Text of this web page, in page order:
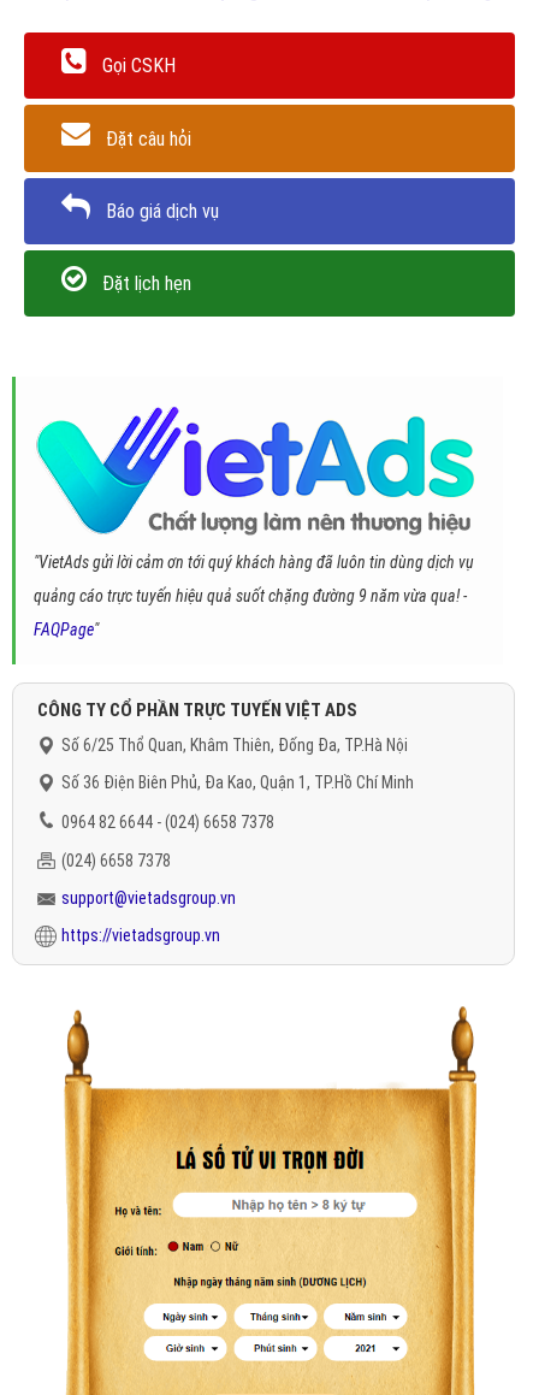
Gọi CSKH
Đặt câu hỏi
Báo giá dịch vụ
Đặt lịch hẹn
"VietAds gửi lời cảm ơn tới quý khách hàng đã luôn tin dùng dịch vụ
quảng cáo trực tuyến hiệu quả suốt chặng đường 9 năm vừa qua! -
FAQPage"
CÔNG TY CỔ PHẦN TRỰC TUYẾN VIỆT ADS
Số 6/25 Thổ Quan, Khâm Thiên, Đống Đa, TP.Hà Nội
Số 36 Điện Biên Phủ, Đa Kao, Quận 1, TP.Hồ Chí Minh
0964 82 6644 - (024) 6658 7378
(024) 6658 7378
support@vietadsgroup.vn
https://vietadsgroup.vn